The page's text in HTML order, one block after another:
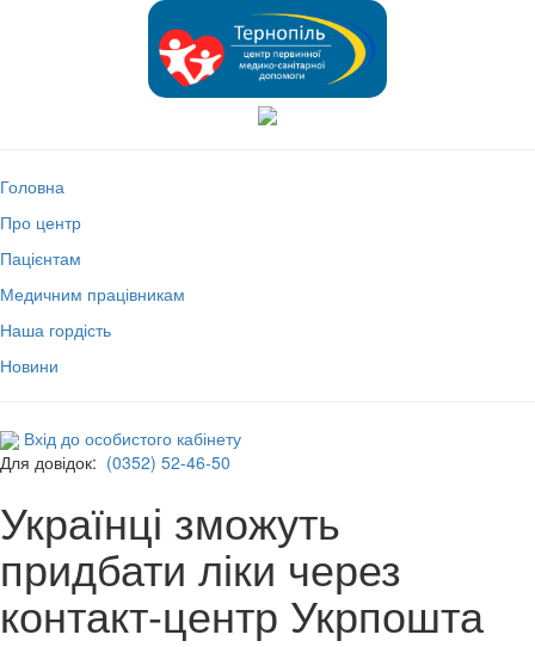
Головна
Про центр
Пацієнтам
Медичним працівникам
Наша гордість
Новини
Вхід до особистого кабінету
Для довідок: (0352) 52-46-50
Українці зможуть
придбати ліки через
контакт-центр Укрпошта